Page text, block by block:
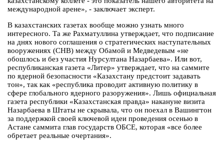
международной арене», - заключает эксперт.
В казахстанских газетах вообще можно узнать много
интересного. Та же Рахматуллина утверждает, что подписание
на днях нового соглашения о стратегических наступательных
вооружениях (СНВ) между Обамой и Медведевым «не
обошлось и без участия Нурсултана Назарбаева». Или вот,
республиканская газета «Литер» утверждает, что на саммите
по ядерной безопасности «Казахстану предстоит задавать
тон», так как «республика проводит активную политику в
сфере глобального ядерного разоружения». Лишь официальная
газета республики «Казахстанская правда» накануне визита
Назарбаева в Штаты не скрывала, что он поехал в Вашингтон
за поддержкой своей ключевой идеи проведения осенью в
Астане саммита глав государств ОБСЕ, которая «все более
обретает реальные очертания».